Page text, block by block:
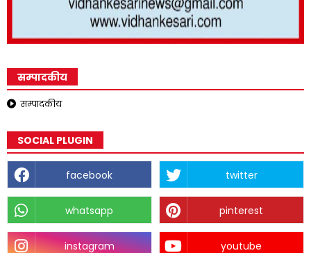
सम्पादकीय
सम्पादकीय
SOCIAL PLUGIN
facebook twitter
whatsapp pinterest
instagram youtube